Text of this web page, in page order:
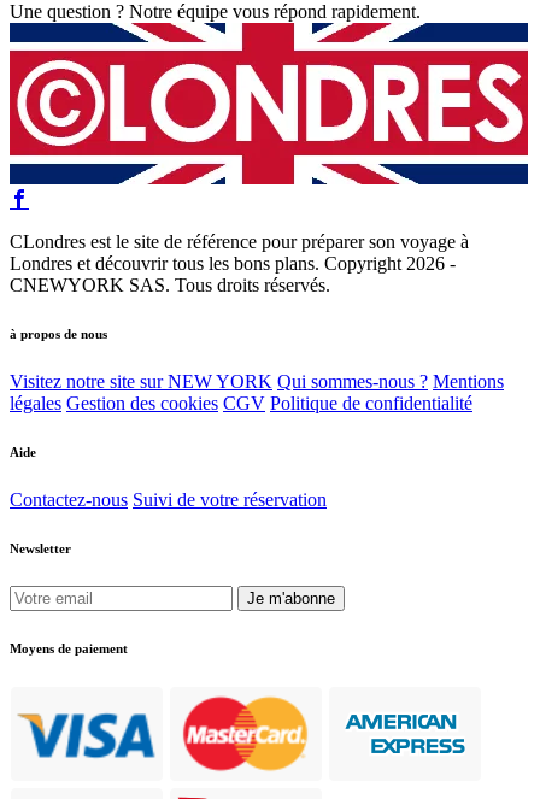
Une question ? Notre équipe vous répond rapidement.
CLondres est le site de référence pour préparer son voyage à
Londres et découvrir tous les bons plans. Copyright 2026 -
CNEWYORK SAS. Tous droits réservés.
à propos de nous
Visitez notre site sur NEW YORK Qui sommes-nous ? Mentions
légales Gestion des cookies CGV Politique de confidentialité
Aide
Contactez-nous Suivi de votre réservation
Newsletter
Je m'abonne
Moyens de paiement